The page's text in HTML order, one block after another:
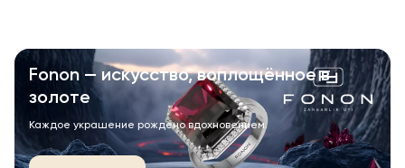
Fonon — искусство, воплощённое в
золоте
Каждое украшение рождено вдохновением.